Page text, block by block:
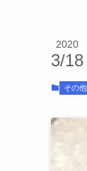
2020
3/18
その